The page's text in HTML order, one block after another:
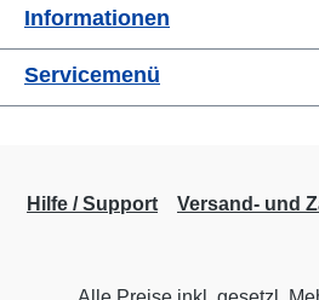
Informationen
Servicemenü
Hilfe / Support Versand- und